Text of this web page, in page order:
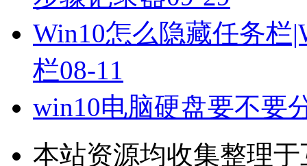
Win10怎么隐藏任务栏
栏08-11
win10电脑硬盘要不要
本站资源均收集整理